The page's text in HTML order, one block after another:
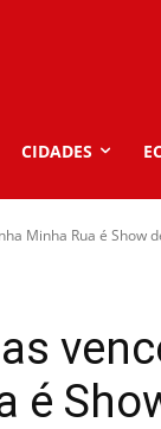
CIDADES
Minha Rua é Show
é